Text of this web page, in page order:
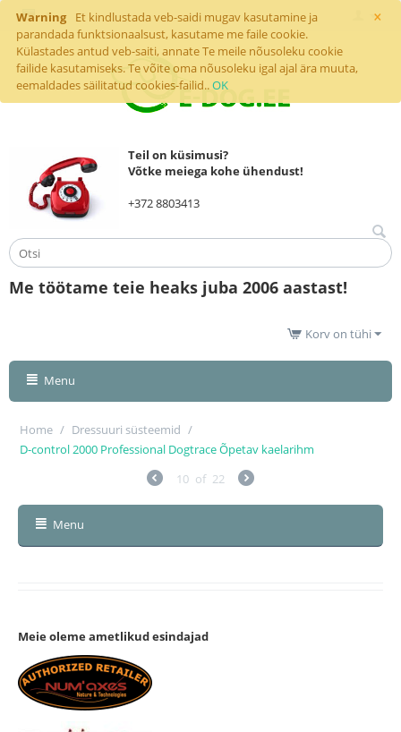
×
Warning
Et kindlustada veb-saidi mugav kasutamine ja
parandada funktsionaalsust, kasutame me faile cookie.
Külastades antud veb-saiti, annate Te meile nõusoleku cookie
failide kasutamiseks. Te võite oma nõusoleku igal ajal ära muuta,
eemaldades säilitatud cookies-failid..OK
Teil on küsimusi?
Võtke meiega kohe ühendust!
+372 8803413
Me töötame teie heaks juba 2006 aastast!
Korv on tühi
Menu
Home / Dressuuri süsteemid /
D-control 2000 Professional Dogtrace Õpetav kaelarihm
10 of 22
Menu
Meie oleme ametlikud esindajad